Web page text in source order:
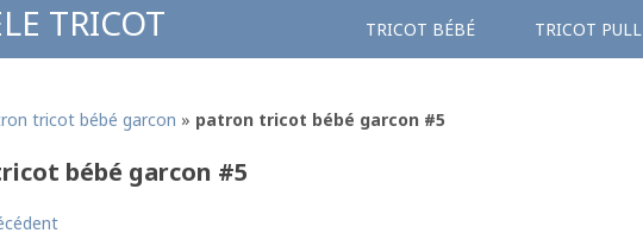
TRICOT TRICOT BÉBÉ TRICOT PULL
tricot bébé garcon » patron tricot bébé garcon #5
bébé garcon #5